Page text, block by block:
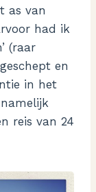
as van
had ik
(raar
en
in het
reis van 24